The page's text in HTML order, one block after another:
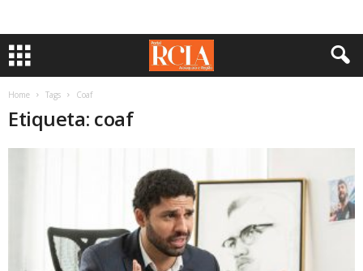
Home Tags Coaf
Etiqueta: coaf